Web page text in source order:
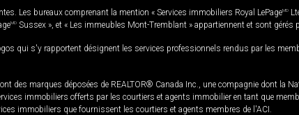
Les bureaux comprenant la mention « Services immobiliers Royal LePageMD
MD Sussex », et « Les immeubles Mont-Tremblant » appartiennent et sont gérés
qui s'y rapportent désignent les services professionnels rendus par les
des marques déposées de REALTOR® Canada Inc., une compagnie dont
immobiliers offerts par les courtiers et agents immobilier en tant que
immobiliers que fournissent les courtiers et agents membres de l'ACI.